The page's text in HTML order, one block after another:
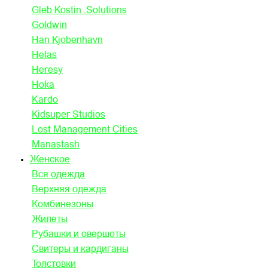
Gleb Kostin .Solutions
Goldwin
Han Kjobenhavn
Helas
Heresy
Hoka
Kardo
Kidsuper Studios
Lost Management Cities
Manastash
Женское
Вся одежда
Верхняя одежда
Комбинезоны
Жилеты
Рубашки и овершоты
Свитеры и кардиганы
Толстовки